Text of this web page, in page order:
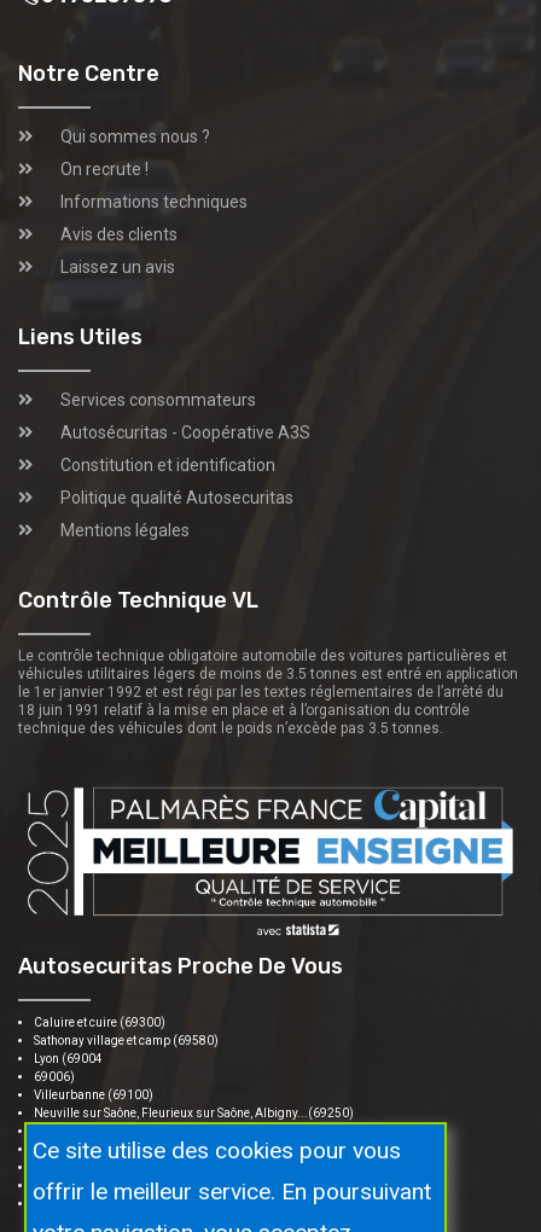
Notre Centre
Qui sommes nous ?
On recrute !
Informations techniques
Avis des clients
Laissez un avis
Liens Utiles
Services consommateurs
Autosécuritas - Coopérative A3S
Constitution et identification
Politique qualité Autosecuritas
Mentions légales
Contrôle Technique VL
Le contrôle technique obligatoire automobile des voitures particulières et
véhicules utilitaires légers de moins de 3.5 tonnes est entré en application
le 1er janvier 1992 et est régi par les textes réglementaires de l’arrêté du
18 juin 1991 relatif à la mise en place et à l’organisation du contrôle
technique des véhicules dont le poids n’excède pas 3.5 tonnes.
Autosecuritas Proche De Vous
Caluire et cuire (69300)
Sathonay village et camp (69580)
Lyon (69004
69006)
Villeurbanne (69100)
Neuville sur Saône, Fleurieux sur Saône, Albigny...(69250)
Saint cyr au mont d'or (69450)
Rilleux la pape (69140)
Mitibel (01700)
Ce site utilise des cookies pour vous
offrir le meilleur service. En poursuivant